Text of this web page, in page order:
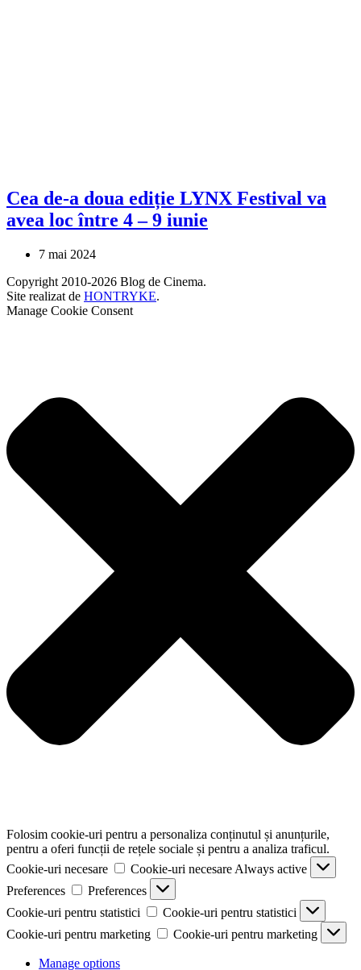
Cea de-a doua ediție LYNX Festival va
avea loc între 4 – 9 iunie
7 mai 2024
Copyright 2010-2026 Blog de Cinema.
Site realizat de HONTRYKE.
Manage Cookie Consent
Folosim cookie-uri pentru a personaliza conținutul și anunțurile,
pentru a oferi funcții de rețele sociale și pentru a analiza traficul.
Cookie-uri necesare
Cookie-uri necesare Always active
Preferences
Preferences
Cookie-uri pentru statistici
Cookie-uri pentru statistici
Cookie-uri pentru marketing
Cookie-uri pentru marketing
Manage options